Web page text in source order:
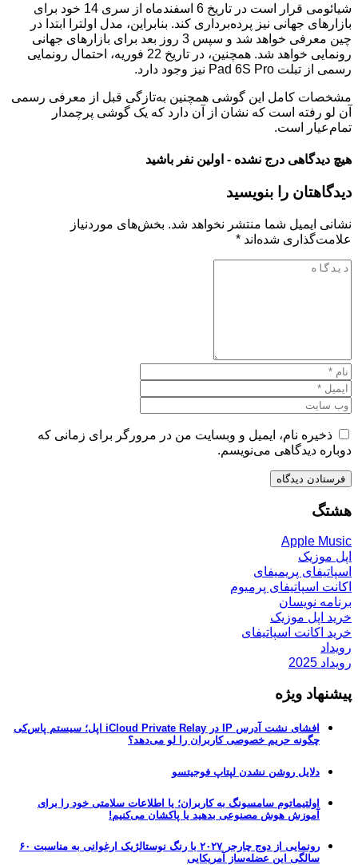
شیائومی قرار است در تاریخ 6 اسفندماه از سری 14 خود برای
بازارهای جهانی نیز پرده‌برداری کند. بنابراین، مدل اولترا ابتدا در
چین معرفی خواهد شد و سپس 3 روز بعد برای بازارهای جهانی
رونمایی خواهد شد. همچنین، در تاریخ 22 فوریه، احتمال رونمایی
رسمی از تبلت Pad 6S Pro نیز وجود دارد.
مشخصات کامل این گوشی همچنین به‌تازگی قبل از معرفی رسمی
آن لو رفته است که نشان از آن دارد که یک گوشی پرچمدار
تمام‌عیار است.
هیچ دیدگاهی درج نشده - اولین نفر باشید
دیدگاهتان را بنویسید
نشانی ایمیل شما منتشر نخواهد شد. بخش‌های موردنیاز
علامت‌گذاری شده‌اند *
ذخیره نام، ایمیل و وبسایت من در مرورگر برای زمانی که
دوباره دیدگاهی می‌نویسم.
هشتگ
Apple Music
اپل موزیک
اسپاتیفای پریمیفای
اکانت اسپاتیفای پرمیوم
برنامه نویسان
خرید اپل موزیک
خرید اکانت اسپاتیفای
رویداد
رویداد 2025
پیشنهاد ویژه
افشای نشت آدرس IP در iCloud Private Relay اپل؛ سیستم پاس‌کی
چگونه حریم خصوصی کاربران را لو می‌دهد؟
دلایل روشن نشدن لپتاپ فوجیتسو
اولتیماتوم سامسونگ به کاربران؛ یا اطلاعات سلامتی خود را برای
آموزش هوش مصنوعی بدهید یا پاکشان می‌کنیم!
رونمایی از دوج چارجر ۲۰۲۷ با رنگ نوستالژیک ارغوانی به مناسبت ۶۰
سالگی این عضله‌ساز آمریکایی